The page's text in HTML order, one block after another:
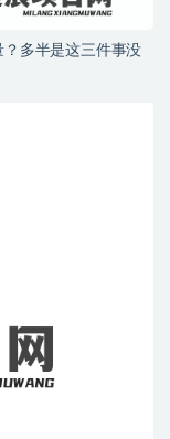
？多半是这三件事没